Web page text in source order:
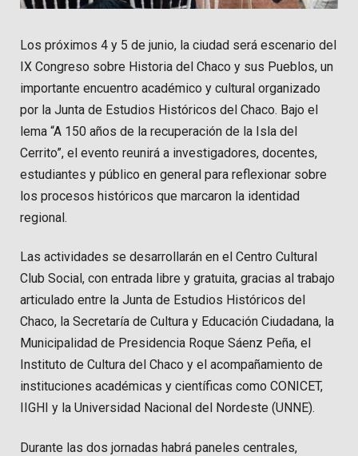
Los próximos 4 y 5 de junio, la ciudad será escenario del
IX Congreso sobre Historia del Chaco y sus Pueblos, un
importante encuentro académico y cultural organizado
por la Junta de Estudios Históricos del Chaco. Bajo el
lema “A 150 años de la recuperación de la Isla del
Cerrito”, el evento reunirá a investigadores, docentes,
estudiantes y público en general para reflexionar sobre
los procesos históricos que marcaron la identidad
regional.
Las actividades se desarrollarán en el Centro Cultural
Club Social, con entrada libre y gratuita, gracias al trabajo
articulado entre la Junta de Estudios Históricos del
Chaco, la Secretaría de Cultura y Educación Ciudadana, la
Municipalidad de Presidencia Roque Sáenz Peña, el
Instituto de Cultura del Chaco y el acompañamiento de
instituciones académicas y científicas como CONICET,
IIGHI y la Universidad Nacional del Nordeste (UNNE).
Durante las dos jornadas habrá paneles centrales,